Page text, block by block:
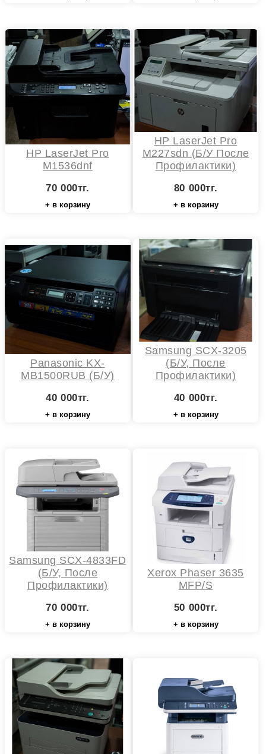
HP LaserJet Pro
M1536dnf
70 000тг.
+ в корзину
HP LaserJet Pro
M227sdn (б/у После
Профилактики)
80 000тг.
+ в корзину
Panasonic KX-
MB1500RUB (Б/у)
40 000тг.
+ в корзину
Samsung SCX-3205
(Б/у, После
Профилактики)
40 000тг.
+ в корзину
Samsung SCX-4833FD
(б/у, После
Профилактики)
70 000тг.
+ в корзину
Xerox Phaser 3635
MFP/S
50 000тг.
+ в корзину